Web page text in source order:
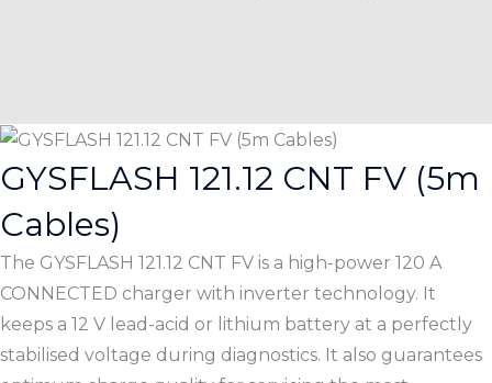
GYSFLASH 121.12 CNT FV (5m
Cables)
The GYSFLASH 121.12 CNT FV is a high-power 120 A
CONNECTED charger with inverter technology. It
keeps a 12 V lead-acid or lithium battery at a perfectly
stabilised voltage during diagnostics. It also guarantees